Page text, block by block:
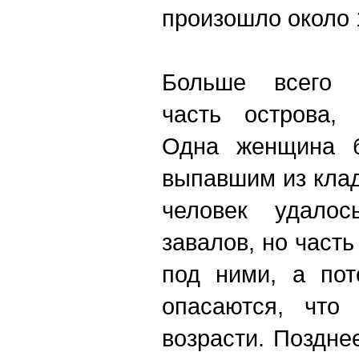
произошло около
Больше всего
часть острова,
Одна женщина
выпавшим из
человек
завалов, но
под ними, а
опасаются,
возрасти.